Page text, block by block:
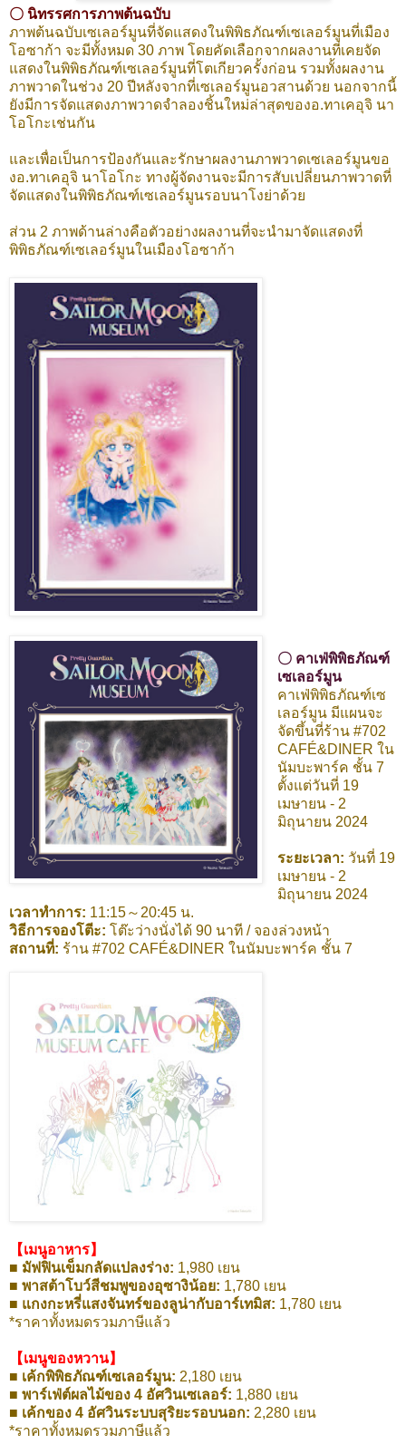
〇 นิทรรศการภาพต้นฉบับ
ภาพต้นฉบับเซเลอร์มูนที่จัดแสดงในพิพิธภัณฑ์เซเลอร์มูนที่เมือง
โอซาก้า จะมีทั้งหมด 30 ภาพ โดยคัดเลือกจากผลงานที่เคยจัด
แสดงในพิพิธภัณฑ์เซเลอร์มูนที่โตเกียวครั้งก่อน รวมทั้งผลงาน
ภาพวาดในช่วง 20 ปีหลังจากที่เซเลอร์มูนอวสานด้วย นอกจากนี้
ยังมีการจัดแสดงภาพวาดจำลองชิ้นใหม่ล่าสุดของอ.ทาเคอุจิ นา
โอโกะเช่นกัน
และเพื่อเป็นการป้องกันและรักษาผลงานภาพวาดเซเลอร์มูนขอ
งอ.ทาเคอุจิ นาโอโกะ ทางผู้จัดงานจะมีการสับเปลี่ยนภาพวาดที่
จัดแสดงในพิพิธภัณฑ์เซเลอร์มูนรอบนาโงย่าด้วย
ส่วน 2 ภาพด้านล่างคือตัวอย่างผลงานที่จะนำมาจัดแสดงที่
พิพิธภัณฑ์เซเลอร์มูนในเมืองโอซาก้า
〇 คาเฟ่พิพิธภัณฑ์
เซเลอร์มูน
คาเฟ่พิพิธภัณฑ์เซ
เลอร์มูน มีแผนจะ
จัดขึ้นที่ร้าน #702
CAFÉ&DINER ใน
นัมบะพาร์ค ชั้น 7
ตั้งแต่วันที่ 19
เมษายน - 2
มิถุนายน 2024
ระยะเวลา: วันที่ 19
เมษายน - 2
มิถุนายน 2024
เวลาทำการ: 11:15～20:45 น.
วิธีการจองโตีะ: โต๊ะว่างนั่งได้ 90 นาที / จองล่วงหน้า
สถานที่: ร้าน #702 CAFÉ&DINER ในนัมบะพาร์ค ชั้น 7
【เมนูอาหาร】
■ มัฟฟินเข็มกลัดแปลงร่าง: 1,980 เยน
■ พาสต้าโบว์สีชมพูของอุซางิน้อย: 1,780 เยน
■ แกงกะหรี่แสงจันทร์ของลูน่ากับอาร์เทมิส: 1,780 เยน
*ราคาทั้งหมดรวมภาษีแล้ว
【เมนูของหวาน】
■ เค้กพิพิธภัณฑ์เซเลอร์มูน: 2,180 เยน
■ พาร์เฟ่ต์ผลไม้ของ 4 อัศวินเซเลอร์: 1,880 เยน
■ เค้กของ 4 อัศวินระบบสุริยะรอบนอก: 2,280 เยน
*ราคาทั้งหมดรวมภาษีแล้ว